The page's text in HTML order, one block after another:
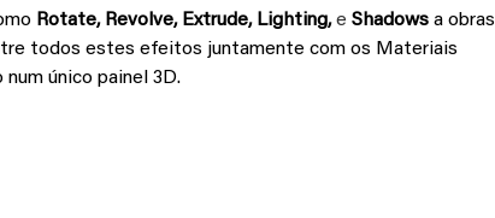
Rotate, Revolve, Extrude, Lighting, e Shadows a obras
todos estes efeitos juntamente com os Materiais
único painel 3D.